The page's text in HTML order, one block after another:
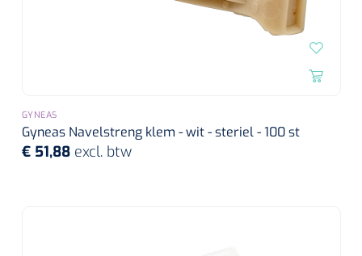
GYNEAS
Gyneas Navelstreng klem - wit - steriel - 100 st
€ 51,88 excl. btw